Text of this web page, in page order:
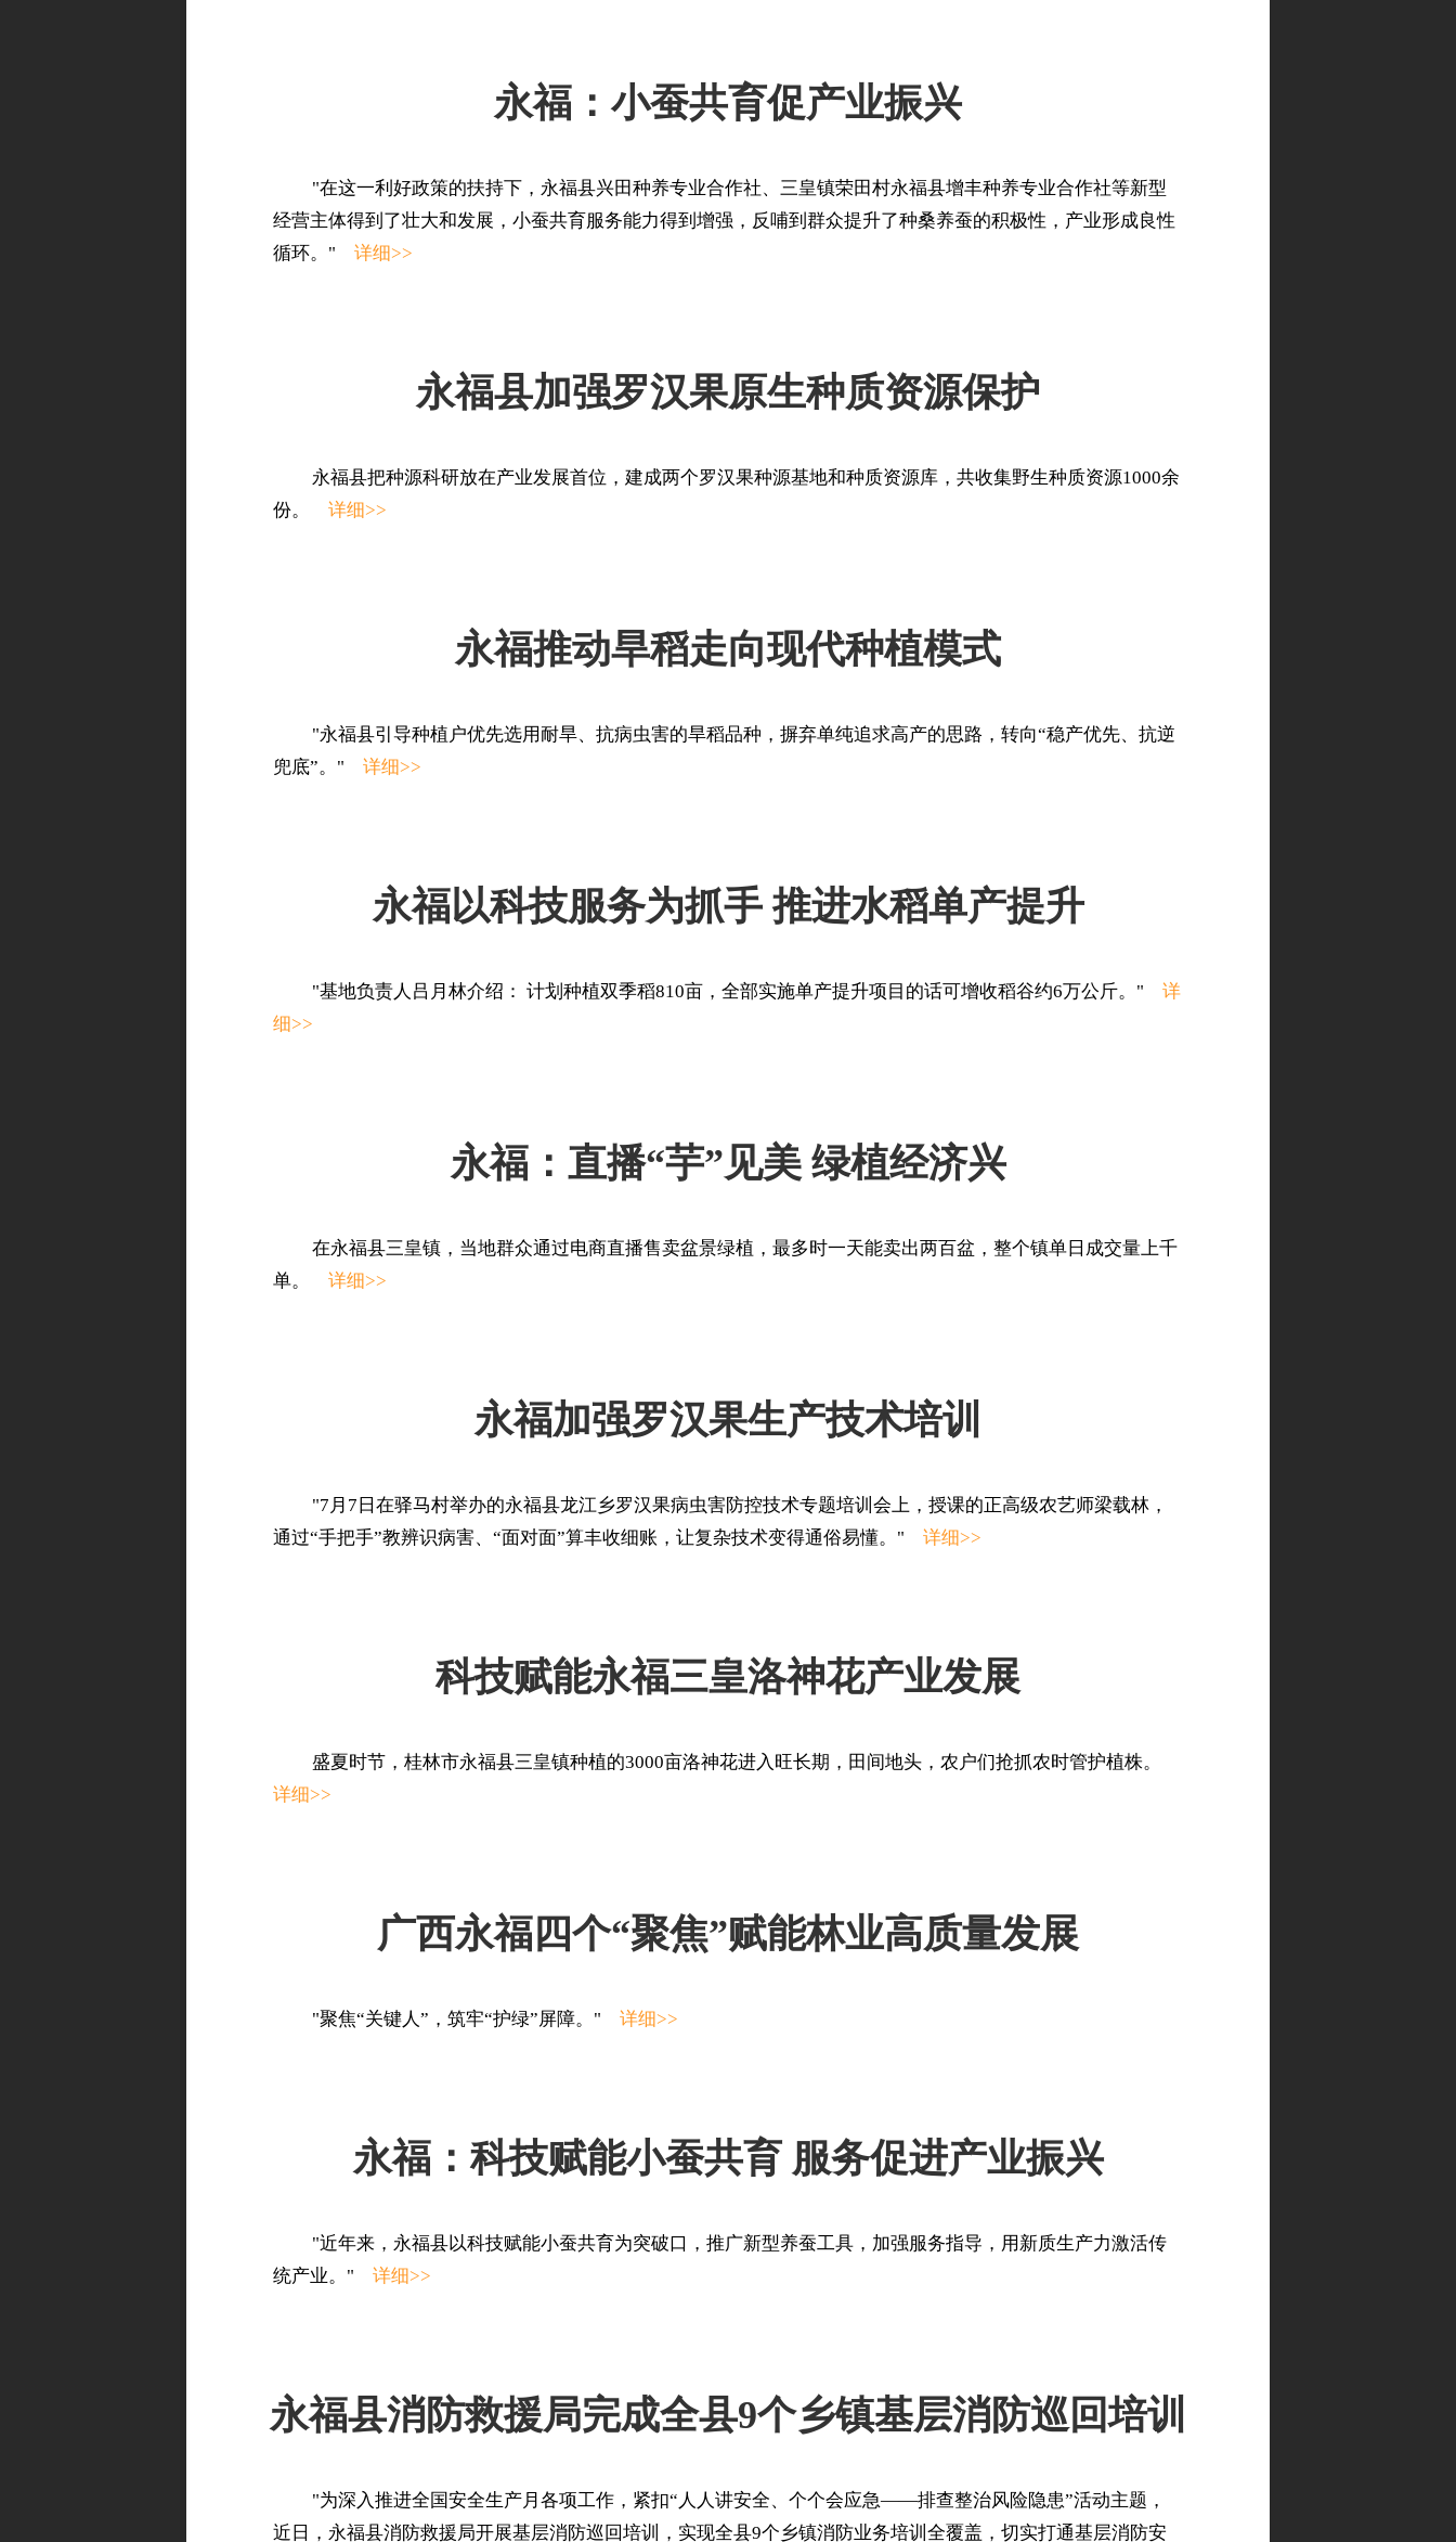
永福：小蚕共育促产业振兴
"在这一利好政策的扶持下，永福县兴田种养专业合作社、三皇镇荣田村永福县增丰种养专业合作社等新型
经营主体得到了壮大和发展，小蚕共育服务能力得到增强，反哺到群众提升了种桑养蚕的积极性，产业形成良性
循环。" 详细>>
永福县加强罗汉果原生种质资源保护
永福县把种源科研放在产业发展首位，建成两个罗汉果种源基地和种质资源库，共收集野生种质资源1000余
份。 详细>>
永福推动旱稻走向现代种植模式
"永福县引导种植户优先选用耐旱、抗病虫害的旱稻品种，摒弃单纯追求高产的思路，转向“稳产优先、抗逆
兜底”。" 详细>>
永福以科技服务为抓手 推进水稻单产提升
"基地负责人吕月林介绍： 计划种植双季稻810亩，全部实施单产提升项目的话可增收稻谷约6万公斤。" 详
细>>
永福：直播“芋”见美 绿植经济兴
在永福县三皇镇，当地群众通过电商直播售卖盆景绿植，最多时一天能卖出两百盆，整个镇单日成交量上千
单。 详细>>
永福加强罗汉果生产技术培训
"7月7日在驿马村举办的永福县龙江乡罗汉果病虫害防控技术专题培训会上，授课的正高级农艺师梁载林，
通过“手把手”教辨识病害、“面对面”算丰收细账，让复杂技术变得通俗易懂。" 详细>>
科技赋能永福三皇洛神花产业发展
盛夏时节，桂林市永福县三皇镇种植的3000亩洛神花进入旺长期，田间地头，农户们抢抓农时管护植株。
详细>>
广西永福四个“聚焦”赋能林业高质量发展
"聚焦“关键人”，筑牢“护绿”屏障。" 详细>>
永福：科技赋能小蚕共育 服务促进产业振兴
"近年来，永福县以科技赋能小蚕共育为突破口，推广新型养蚕工具，加强服务指导，用新质生产力激活传
统产业。" 详细>>
永福县消防救援局完成全县9个乡镇基层消防巡回培训
"为深入推进全国安全生产月各项工作，紧扣“人人讲安全、个个会应急——排查整治风险隐患”活动主题，
近日，永福县消防救援局开展基层消防巡回培训，实现全县9个乡镇消防业务培训全覆盖，切实打通基层消防安